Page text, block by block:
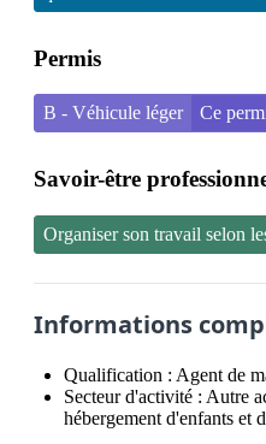
Permis
B - Véhicule léger Ce
Savoir-être
Organiser son travail selon
Informations
Qualification : Agent de
Secteur d'activité : Autre
hébergement d'enfants et